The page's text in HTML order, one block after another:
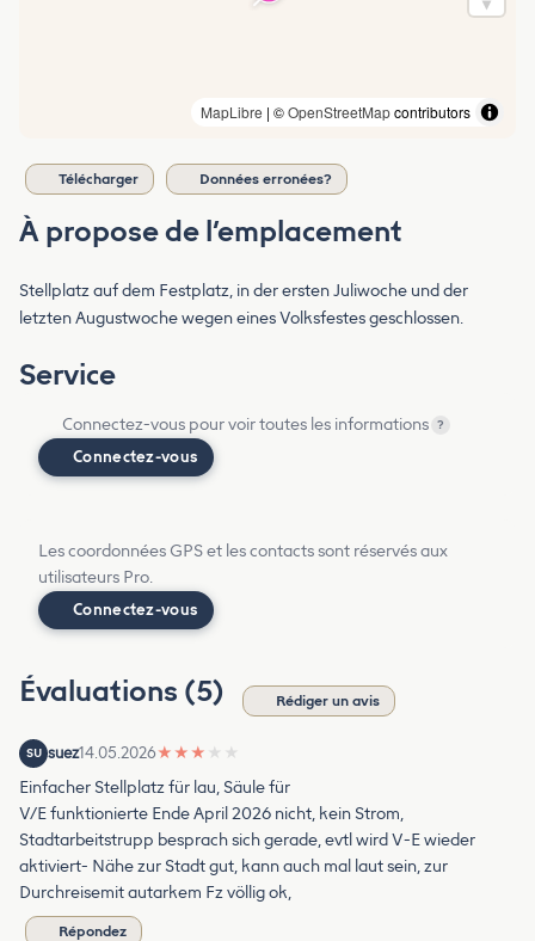
MapLibre | ©OpenStreetMapcontributors
Télécharger Données erronées?
À propose de l’emplacement
Stellplatz auf dem Festplatz, in der ersten Juliwoche und der
letzten Augustwoche wegen eines Volksfestes geschlossen.
Service
Connectez-vous pour voir toutes les informations ?
Connectez-vous
Les coordonnées GPS et les contacts sont réservés aux
utilisateurs Pro.
Connectez-vous
Évaluations (5) Rédiger un avis
SU suez14.05.2026★ ★ ★ ★ ★
Einfacher Stellplatz für lau, Säule für
V/E funktionierte Ende April 2026 nicht, kein Strom,
Stadtarbeitstrupp besprach sich gerade, evtl wird V-E wieder
aktiviert- Nähe zur Stadt gut, kann auch mal laut sein, zur
Durchreisemit autarkem Fz völlig ok,
Répondez